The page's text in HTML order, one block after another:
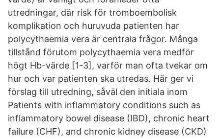
utredningar, där risk för tromboembolisk
komplikation och huruvuda patienten har
polycythaemia vera är centrala frågor. Många
tillstånd förutom polycythaemia vera medför
högt Hb-värde [1-3], varför man ofta tvekar om
hur och var patienten ska utredas. Här ger vi
förslag till utredning, såväl den initiala inom
Patients with inflammatory conditions such as
inflammatory bowel disease (IBD), chronic heart
failure (CHF), and chronic kidney disease (CKD)